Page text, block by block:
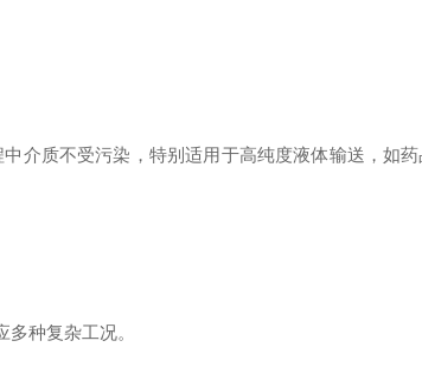
介质不受污染，特别适用于高纯度液体输送，如
种复杂工况。